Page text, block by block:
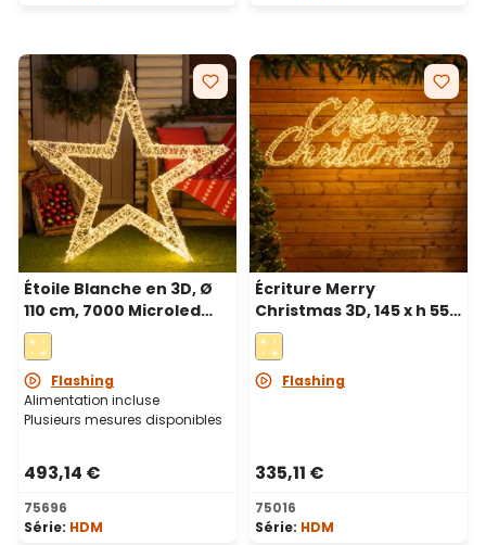
Étoile Blanche en 3D, Ø
110 cm, 7000 Microled
haute densité blanc
chaud et froid,
utilisation en intérieur
Flashing
Alimentation incluse
Plusieurs mesures disponibles
493,14 €
75696
Série: HDM
Écriture Merry
Christmas 3D, 145 x h 55
cm, 4600 microled blanc
chaud et blanc froid,
extérieur
Flashing
335,11 €
75016
Série: HDM